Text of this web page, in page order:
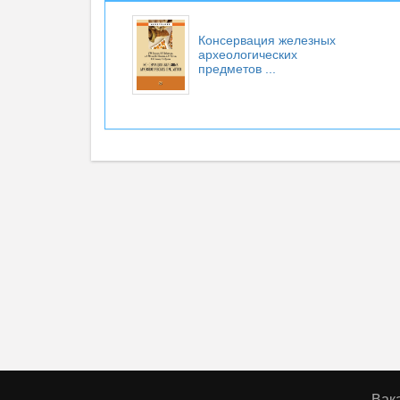
Консервация железных
археологических
предметов ...